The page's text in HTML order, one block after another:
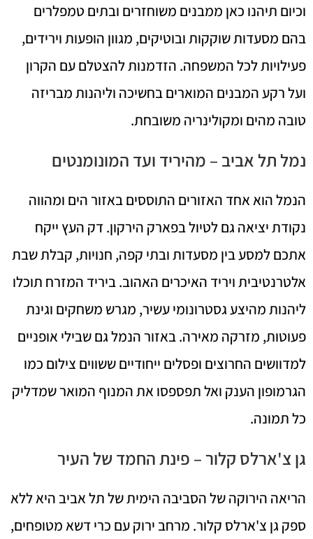
וכיום תיהנו כאן ממבנים משוחזרים ובתים טמפלרים
בהם מסעדות שוקקות ובוטיקים, מגוון הופעות וירידים,
פעילויות לכל המשפחה. הזדמנות להצטלם עם הקרון
ועל רקע המבנים המוארים בחשיכה וליהנות מבריזה
טובה מהים ומקולינריה משובחת.
נמל תל אביב – מהיריד ועד המונומנטים
הנמל הוא אחד האזורים התוססים באזור הים ומהווה
נקודת יציאה גם לטיול בפארק הירקון. דק העץ ייקח
אתכם למסע בין מסעדות ובתי קפה, חנויות, קבלת שבת
אלטרנטיבית ויריד האיכרים האהוב. ביריד המזרח תוכלו
ליהנות מהיצע גסטרונומי עשיר, מגרש משחקים וגינת
פעוטות, מזרקה מאירה. באזור הנמל גם שבילי אופניים
למדוושים החרוצים ופסלים ייחודיים ששווים צילום כמו
הגרמופון הענק ואל תפספסו את המנוף המואר שמדליק
כל תמונה.
גן צ'ארלס קלור – פינת החמד של העיר
הריאה הירוקה של הסביבה הימית של תל אביב היא ללא
ספק גן צ'ארלס קלור. מרחב ירוק עם כרי דשא מטופחים,